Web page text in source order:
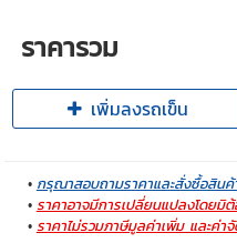
ราคารวม
เพิ่มลงรถเข็น
กรุณาสอบถามราคาและสั่งซื้อสิน
ราคาอาจมีการเปลี่ยนแปลงโดยมิ
ราคาไม่รวมภาษีมูลค่าเพิ่ม และค่า